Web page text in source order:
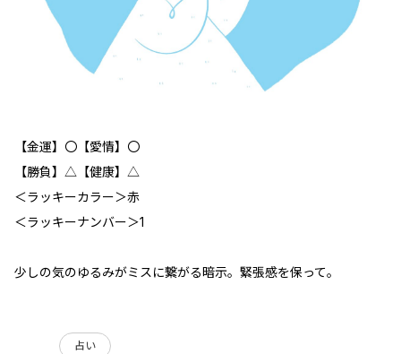
【金運】〇【愛情】〇
【勝負】△【健康】△
＜ラッキーカラー＞赤
＜ラッキーナンバー＞1
少しの気のゆるみがミスに繋がる暗示。緊張感を保って。
占い